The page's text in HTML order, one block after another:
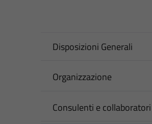
Disposizioni Generali
Organizzazione
Consulenti e collaboratori